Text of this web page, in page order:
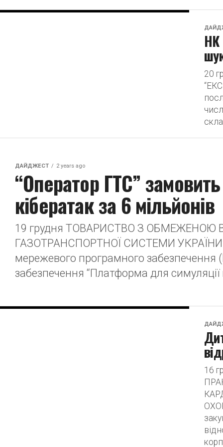
НК
20
ДАЙДЖЕСТ 2 years ago
“Оператор ГТС”
кібератак за 6 мільйонів
19 грудня ТОВАРИСТВО З ОБМЕЖЕНОЮ
ГАЗОТРАНСПОРТНОЇ СИСТЕМИ УКРАЇНИ”
мережевого програмного забезпечення
забезпечення “Платформа для симуляції
16